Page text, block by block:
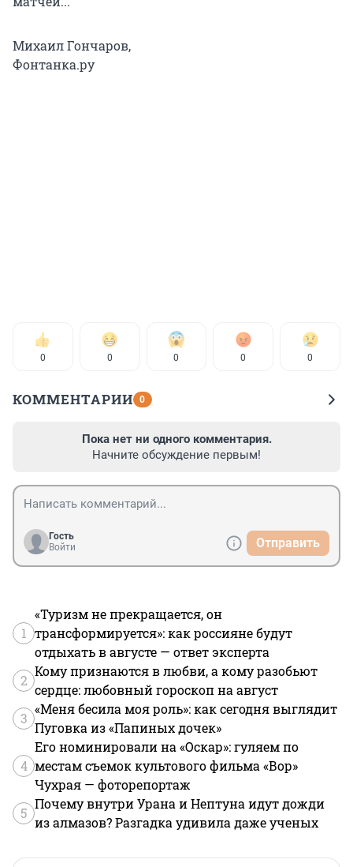
Михаил Гончаров,
Фонтанка.ру
0 0 0 0 0
КОММЕНТАРИИ 0
Пока нет ни одного комментария.
Начните обсуждение первым!
Гость
Войти
Отправить
1
«Туризм не прекращается, он
трансформируется»: как россияне будут
отдыхать в августе — ответ эксперта
2
Кому признаются в любви, а кому разобьют
сердце: любовный гороскоп на август
3
«Меня бесила моя роль»: как сегодня выглядит
Пуговка из «Папиных дочек»
4
Его номинировали на «Оскар»: гуляем по
местам съемок культового фильма «Вор»
Чухрая — фоторепортаж
5
Почему внутри Урана и Нептуна идут дожди
из алмазов? Разгадка удивила даже ученых